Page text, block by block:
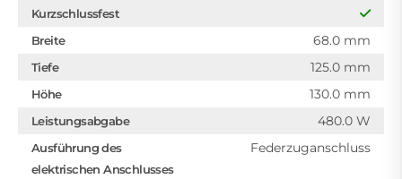
Kurzschlussfest
Breite
68.0 mm
Tiefe 125.0 mm
Höhe 130.0 mm
Leistungsabgabe 480.0 W
Ausführung des
elektrischen Anschlusses
Federzuganschluss